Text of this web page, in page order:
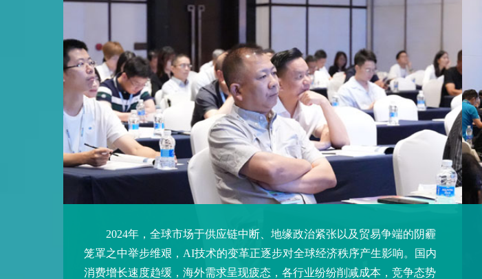
2024年，全球市场于供应链中断、地缘政治紧张以及贸易争端的阴霾
笼罩之中举步维艰，AI技术的变革正逐步对全球经济秩序产生影响。国内
消费增长速度趋缓，海外需求呈现疲态，各行业纷纷削减成本，竞争态势